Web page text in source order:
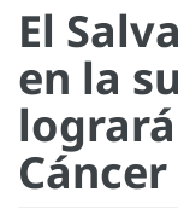
El
en la